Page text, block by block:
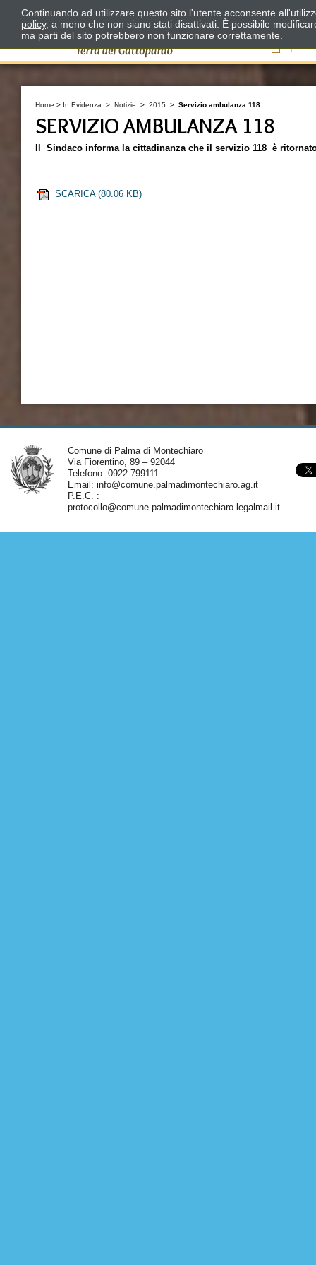
Il
Home > In Evidenza > Notizie > 2015 > Servizio ambulanza 118
SERVIZIO AMBULANZA 118
Il Sindaco informa la cittadinanza che il servizio 118 è
SCARICA(80.06 KB)
Comune di Palma di Montechiaro
Via Fiorentino, 89 – 92044
Telefono: 0922 799111
Email: info@comune.palmadimontechiaro.ag.it
P.E.C. :
protocollo@comune.palmadimontechiaro.legalmail.it
Continuando ad utilizzare questo sito l'utente acconsente
policy, a meno che non siano stati disattivati. È possibile
ma parti del sito potrebbero non funzionare correttamente.